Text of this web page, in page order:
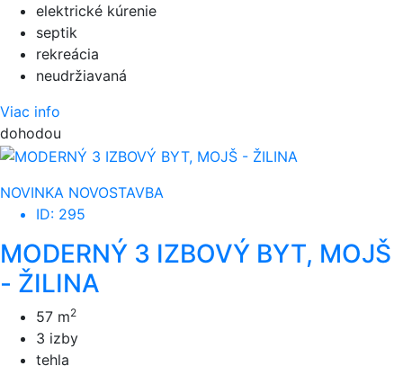
elektrické kúrenie
septik
rekreácia
neudržiavaná
Viac info
dohodou
NOVINKA NOVOSTAVBA
ID: 295
MODERNÝ 3 IZBOVÝ BYT, MOJŠ
- ŽILINA
57 m2
3 izby
tehla